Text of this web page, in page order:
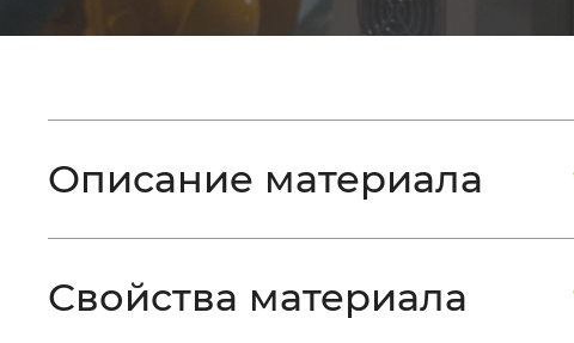
Описание материала
Свойства материала